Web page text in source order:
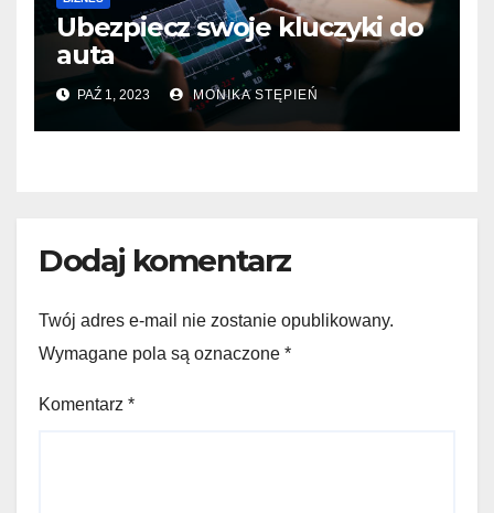
Ubezpiecz swoje kluczyki do
auta
PAŹ 1, 2023 MONIKA STĘPIEŃ
Dodaj komentarz
Twój adres e-mail nie zostanie opublikowany.
Wymagane pola są oznaczone *
Komentarz *